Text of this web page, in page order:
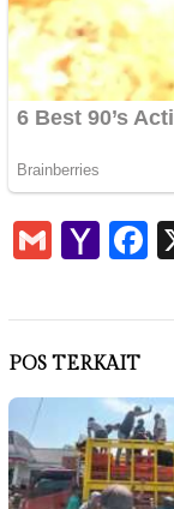
Gmail
Mail
POS TERKAIT